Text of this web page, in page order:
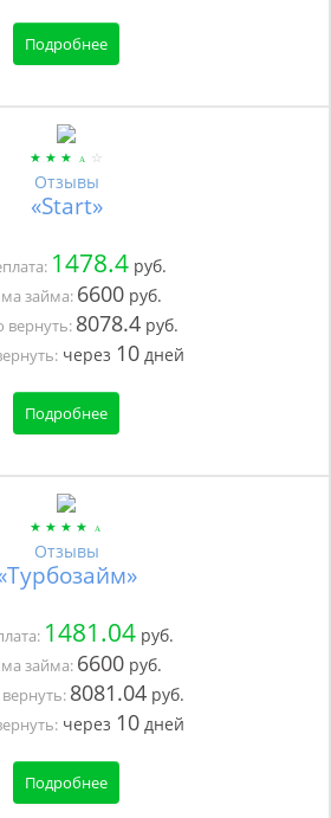
Подробнее
Отзывы
«Start»
1478.4 руб.
займа: 6600руб.
вернуть: 8078.4 руб.
через 10 дней
Подробнее
Отзывы
1481.04 руб.
займа: 6600руб.
8081.04 руб.
через 10 дней
Подробнее